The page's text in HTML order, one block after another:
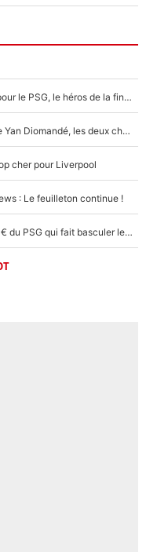
«Le suicide de Ferran Torres» : En partance pour le PSG, le héros de la finale de la Coupe du monde s'attire les foudres de la presse espagnole !
Antoine Griezmann et N'Golo Kanté : Comme Yan Diomandé, les deux champions du monde ont refusé de signer au PSG !
cher pour Liverpool
: Le feuilleton continue !
Akliouche, Mika Godts... La semaine à 100M€ du PSG qui fait basculer le mercato du PSG !